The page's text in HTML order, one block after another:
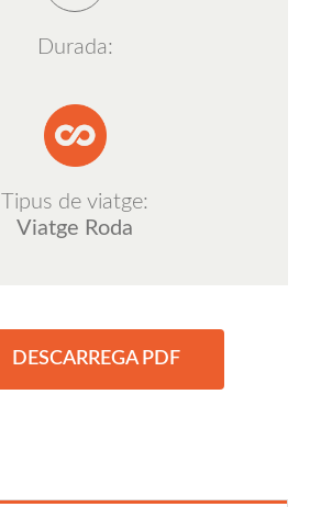
Durada:
Tipus de viatge:
Viatge Roda
DESCARREGA PDF